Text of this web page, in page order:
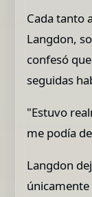
Cada tanto
Langdon,
confesó
seguidas
"Estuvo
me podía
Langdon